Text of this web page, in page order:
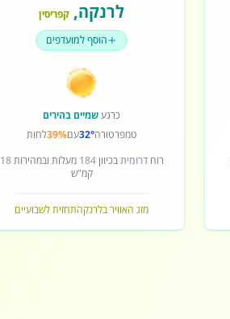
לרנקה, קפריסין
הוסף למועדפים
כרגעשמיים בהירים
טמפרטורה32°עם39%לחות
רוחדרומיתבכיוון184 מעלות ובמהירות18
קמ"ש
מזג האוויר בלרנקהתחזית לשבועיים